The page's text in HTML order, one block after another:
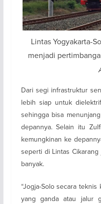
Lintas Yogyakarta-
menjadi
Dari segi infrastruktur
lebih siap untuk
sehingga bisa
depannya. Selain itu
kemungkinan ke
seperti di Lintas
banyak.
“Jogja-Solo secara
yang ganda atau jalur